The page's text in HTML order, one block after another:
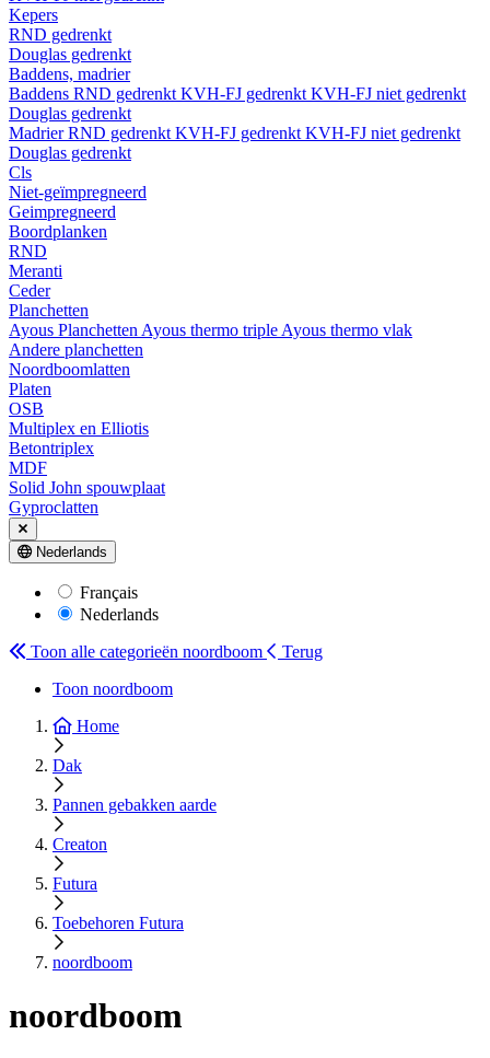
Kepers
RND gedrenkt
Douglas gedrenkt
Baddens, madrier
Baddens RND gedrenkt KVH-FJ gedrenkt KVH-FJ niet gedrenkt
Douglas gedrenkt
MadrierRND gedrenkt KVH-FJ gedrenkt KVH-FJ niet gedrenkt
Douglas gedrenkt
Cls
Niet-geïmpregneerd
Geimpregneerd
Boordplanken
RND
Meranti
Ceder
Planchetten
Ayous Planchetten Ayous thermo triple Ayous thermo vlak
Andere planchetten
Noordboomlatten
Platen
OSB
Multiplex en Elliotis
Betontriplex
MDF
Solid John spouwplaat
Gyproclatten
Nederlands
Français
Nederlands
Toon alle categorieën noordboom
Terug
Toon noordboom
Home
Dak
Pannen gebakken aarde
Creaton
Futura
Toebehoren Futura
noordboom
noordboom